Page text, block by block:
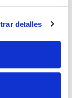
detalles
nuestrasofertas